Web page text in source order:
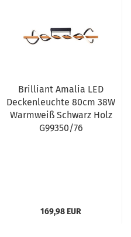
Brilliant Amalia LED
Deckenleuchte 80cm 38W
Warmweiß Schwarz Holz
G99350/76
169,98 EUR